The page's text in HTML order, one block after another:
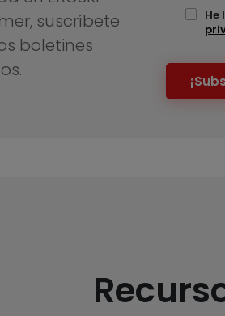
suscríbete
boletines
He